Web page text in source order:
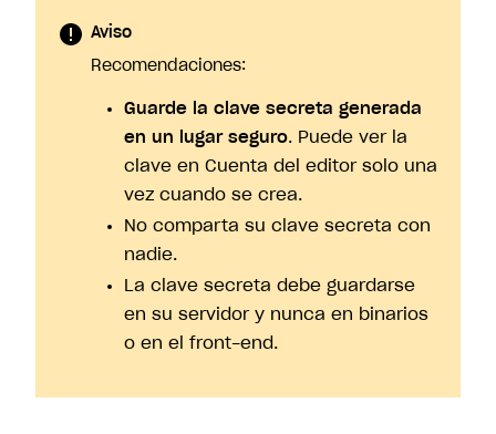
Aviso
Recomendaciones:
Guarde la clave secreta generada
en un lugar seguro. Puede ver la
clave en Cuenta del editor solo una
vez cuando se crea.
No comparta su clave secreta con
nadie.
La clave secreta debe guardarse
en su servidor y nunca en binarios
o en el front-end.